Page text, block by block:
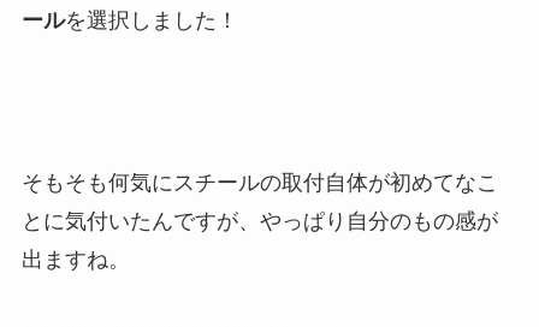
ールを選択しました！
そもそも何気にスチールの取付自体が初めてなこ
とに気付いたんですが、やっぱり自分のもの感が
出ますね。